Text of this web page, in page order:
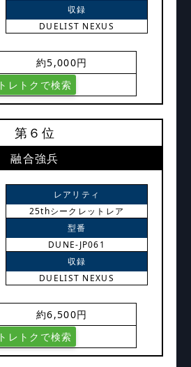
収録
DUELIST NEXUS
約5,000円
トレトクで検索
第６位
融合強兵
レアリティ
25thシークレットレア
型番
DUNE-JP061
収録
DUELIST NEXUS
約6,500円
トレトクで検索